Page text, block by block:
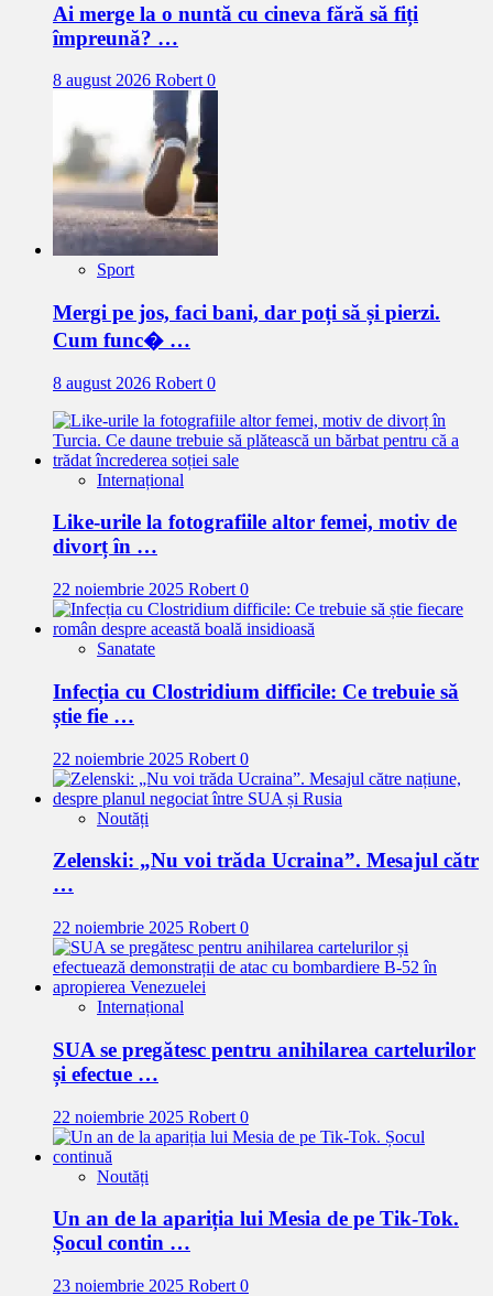
Ai merge la o nuntă cu cineva fără să fiți
împreună? …
8 august 2026 Robert 0
Sport
Mergi pe jos, faci bani, dar poți să și pierzi.
Cum func� …
8 august 2026 Robert 0
Internațional
Like-urile la fotografiile altor femei, motiv de
divorț în …
22 noiembrie 2025 Robert 0
Sanatate
Infecția cu Clostridium difficile: Ce trebuie să
știe fie …
22 noiembrie 2025 Robert 0
Noutăți
Zelenski: „Nu voi trăda Ucraina”. Mesajul cătr
…
22 noiembrie 2025 Robert 0
Internațional
SUA se pregătesc pentru anihilarea cartelurilor
și efectue …
22 noiembrie 2025 Robert 0
Noutăți
Un an de la apariția lui Mesia de pe Tik-Tok.
Șocul contin …
23 noiembrie 2025 Robert 0